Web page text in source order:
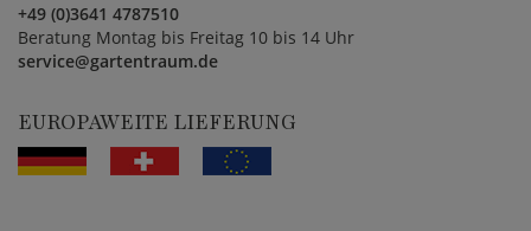
+49 (0)3641 4787510
Beratung Montag bis Freitag 10 bis 14 Uhr
service@gartentraum.de
EUROPAWEITE LIEFERUNG